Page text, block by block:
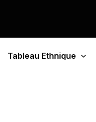
Tableau Ethnique